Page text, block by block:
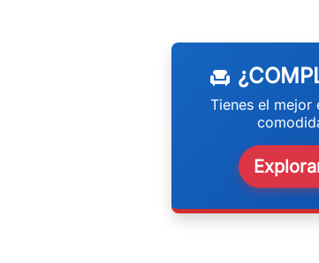
chair
Tienes el mejor